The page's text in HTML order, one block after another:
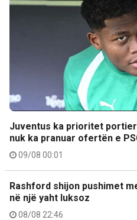
Juventus ka prioritet
nuk ka pranuar ofertën e
09/08 00:01
Rashford shijon pushimet
në një yaht luksoz
08/08 22:46